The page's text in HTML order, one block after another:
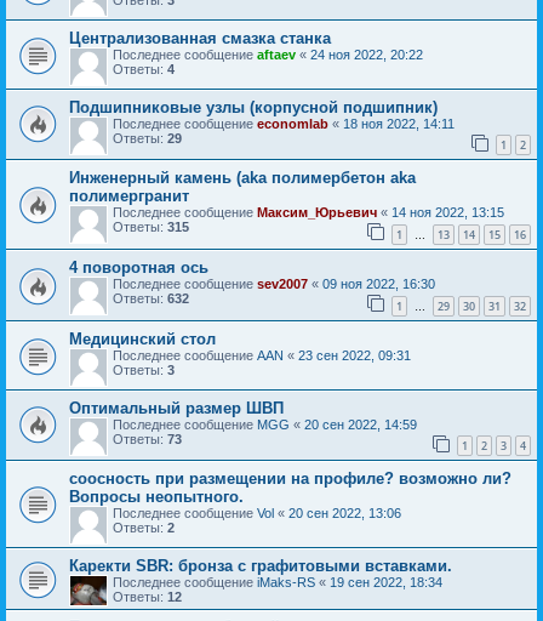
Централизованная смазка станка
Последнее сообщение aftaev « 24 ноя 2022, 20:22
Ответы: 4
Подшипниковые узлы (корпусной подшипник)
Последнее сообщение economlab « 18 ноя 2022, 14:11
Ответы: 29 1 2
Инженерный камень (aka полимербетон aka
полимергранит
Последнее сообщение Максим_Юрьевич « 14 ноя 2022, 13:15
Ответы: 315 1 … 13 14 15 16
4 поворотная ось
Последнее сообщение sev2007 « 09 ноя 2022, 16:30
Ответы: 632 1 29 30 31 32
Медицинский стол
Последнее сообщение AAN « 23 сен 2022, 09:31
Ответы: 3
Оптимальный размер ШВП
Последнее сообщение MGG « 20 сен 2022, 14:59
Ответы: 73 1 2 3 4
соосность при размещении на профиле? возможно ли?
Вопросы неопытного.
Последнее сообщение Vol « 20 сен 2022, 13:06
Ответы: 2
Каректи SBR: бронза с графитовыми вставками.
Последнее сообщение iMaks-RS « 19 сен 2022, 18:34
Ответы: 12